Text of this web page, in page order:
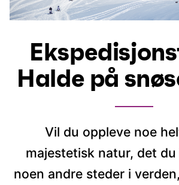
Halde på
Vil du oppleve noe
majestetisk natur, det
noen andre steder i